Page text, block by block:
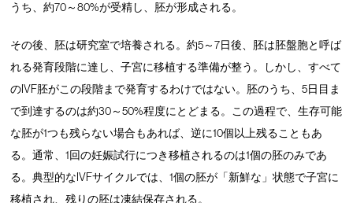
うち、約70～80%が受精し、胚が形成される。
その後、胚は研究室で培養される。約5～7日後、胚は胚盤胞と呼ば
れる発育段階に達し、子宮に移植する準備が整う。しかし、すべて
のIVF胚がこの段階まで発育するわけではない。胚のうち、5日目ま
で到達するのは約30～50%程度にとどまる。この過程で、生存可能
な胚が1つも残らない場合もあれば、逆に10個以上残ることもあ
る。通常、1回の妊娠試行につき移植されるのは1個の胚のみであ
る。典型的なIVFサイクルでは、1個の胚が「新鮮な」状態で子宮に
移植され、残りの胚は凍結保存される。